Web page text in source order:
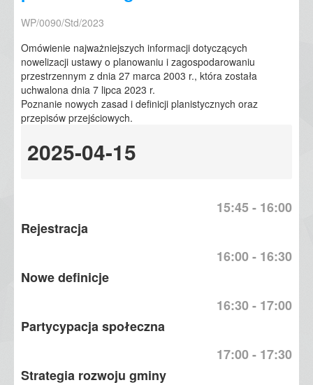
WP/0090/Std/2023
Omówienie najważniejszych informacji dotyczących
nowelizacji ustawy o planowaniu i zagospodarowaniu
przestrzennym z dnia 27 marca 2003 r., która została
uchwalona dnia 7 lipca 2023 r.
Poznanie nowych zasad i definicji planistycznych oraz
przepisów przejściowych.
2025-04-15
15:45 - 16:00
Rejestracja
16:00 - 16:30
Nowe definicje
16:30 - 17:00
Partycypacja społeczna
17:00 - 17:30
Strategia rozwoju gminy